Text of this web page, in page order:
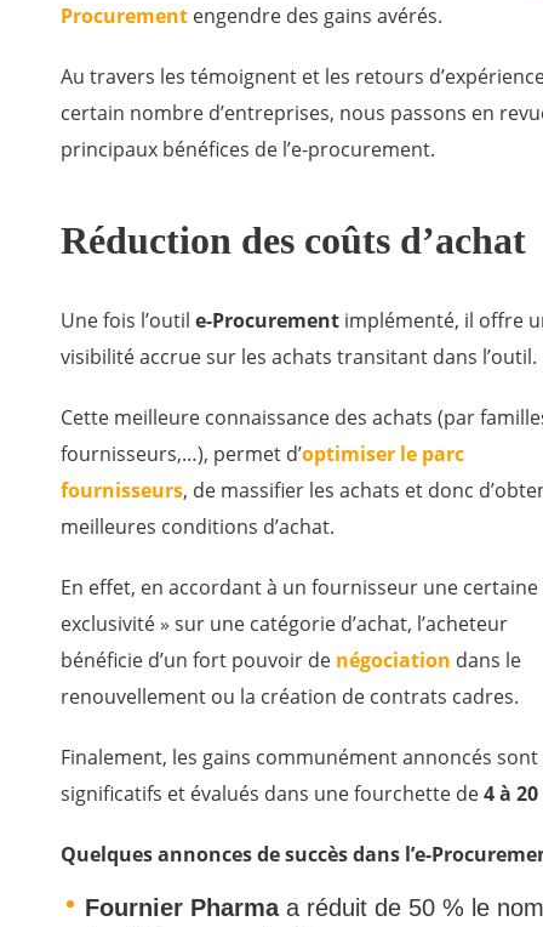
Procurement engendre des gains avérés.
Au travers les témoignent et les retours
certain nombre d’entreprises, nous passons en
principaux bénéfices de l’e-procurement.
Réduction des coûts d’achat
Une fois l’outil e-Procurement implémenté, il offre
visibilité accrue sur les achats transitant dans l’outil.
Cette meilleure connaissance des achats (par
fournisseurs,…), permet d’optimiser le parc
fournisseurs, de massifier les achats et donc
meilleures conditions d’achat.
En effet, en accordant à un fournisseur une certaine
exclusivité » sur une catégorie d’achat, l’acheteur
bénéficie d’un fort pouvoir de négociation dans le
renouvellement ou la création de contrats cadres.
Finalement, les gains communément annoncés sont
significatifs et évalués dans une fourchette de4 à 20
Quelques annonces de succès dans l’e-
Fournier Pharmaa réduit de 50 % le